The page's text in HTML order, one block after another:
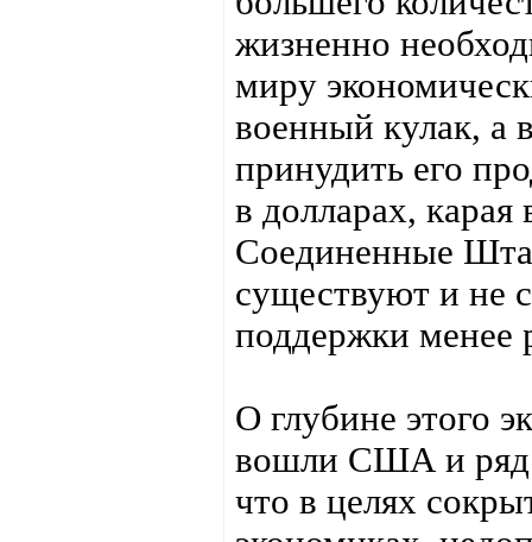
жизненно
миру
военный кулак, а
принудить его
в долларах,
Соединенные
существуют и не
поддержки менее
О глубине этого
вошли США и ряд
что в целях